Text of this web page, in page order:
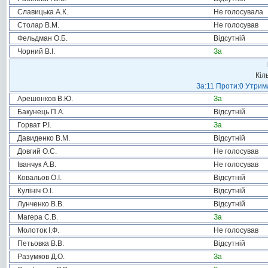
Славицька А.К.
Не голосувала
Столар В.М.
Не голосував
Фельдман О.Б.
Відсутній
Чорний В.І.
За
За:11 Проти:0
Арешонков В.Ю.
За
Бакунець П.А.
Відсутній
Горват Р.І.
За
Давиденко В.М.
Відсутній
Довгий О.С.
Не голосував
Іванчук А.В.
Не голосував
Ковальов О.І.
Відсутній
Кулініч О.І.
Відсутній
Лунченко В.В.
Відсутній
Магера С.В.
За
Молоток І.Ф.
Не голосував
Петьовка В.В.
Відсутній
Разумков Д.О.
За